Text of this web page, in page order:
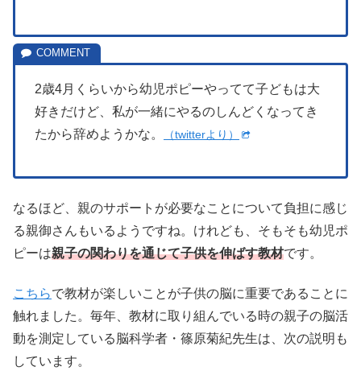
2歳4月くらいから幼児ポピーやってて子どもは大
好きだけど、私が一緒にやるのしんどくなってき
たから辞めようかな。
（twitterより）
なるほど、親のサポートが必要なことについて負担に感じ
る親御さんもいるようですね。けれども、そもそも幼児ポ
ピーは親子の関わりを通じて子供を伸ばす教材です。
こちらで教材が楽しいことが子供の脳に重要であることに
触れました。毎年、教材に取り組んでいる時の親子の脳活
動を測定している脳科学者・篠原菊紀先生は、次の説明も
しています。